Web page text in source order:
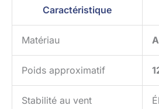
Caractéristique
Matériau
Poids approximatif
Stabilité au vent